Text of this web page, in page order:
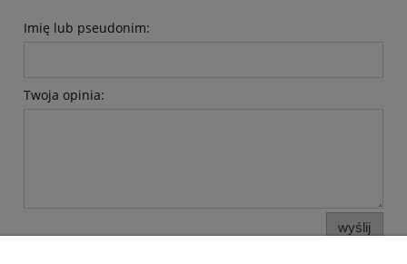
Imię lub pseudonim:
Twoja opinia:
wyślij